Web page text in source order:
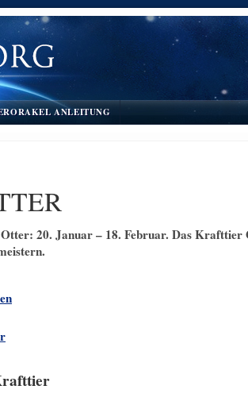
ANLEITUNG
20. Januar – 18. Februar. Das Krafttier